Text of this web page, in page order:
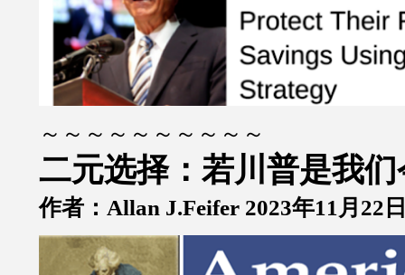
～～～～～～～～～～
二元选择：若川普是我
作者：Allan J.Feifer 2023年11月22